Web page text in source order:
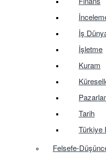
İş
İşletme
Kuram
Tarih
Türkiye
Felsefe-